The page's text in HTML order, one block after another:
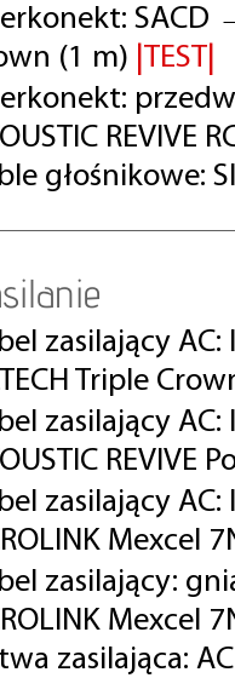
SACD
(1 m)
|TEST|
REVIVE
głośnikowe:
zasilający
Triple
zasilający
REVIVE
zasilający
Mexcel
zasilający:
Mexcel
zasilająca: